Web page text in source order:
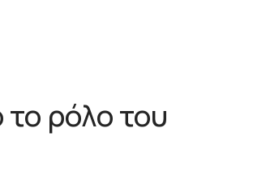
ρόλο του